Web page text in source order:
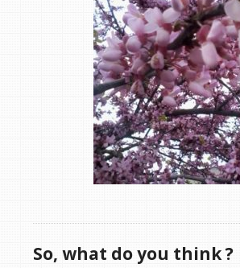
So, what do you think ?